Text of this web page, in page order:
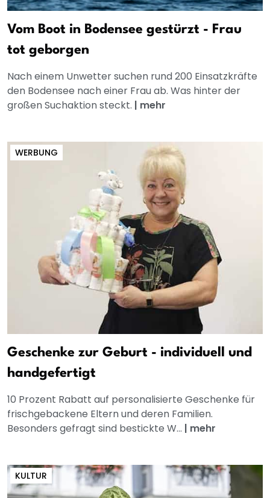
Vom Boot in Bodensee gestürzt - Frau
tot geborgen
Nach einem Unwetter suchen rund 200 Einsatzkräfte
den Bodensee nach einer Frau ab. Was hinter der
großen Suchaktion steckt. | mehr
WERBUNG
Geschenke zur Geburt - individuell und
handgefertigt
10 Prozent Rabatt auf personalisierte Geschenke für
frischgebackene Eltern und deren Familien.
Besonders gefragt sind bestickte W... | mehr
KULTUR